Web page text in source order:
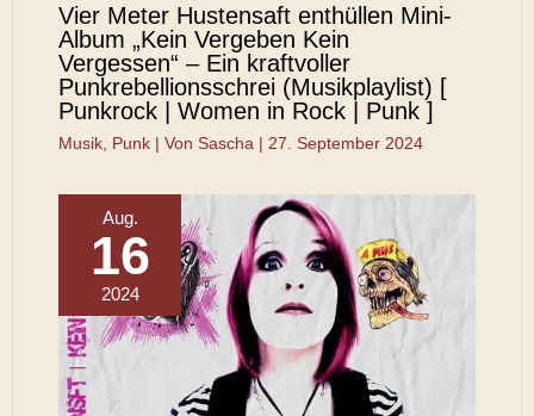
Vier Meter Hustensaft enthüllen Mini-
Album „Kein Vergeben Kein
Vergessen“ – Ein kraftvoller
Punkrebellionsschrei (Musikplaylist) [
Punkrock | Women in Rock | Punk ]
Musik Punk | Von Sascha | 27. September 2024
Aug.
16
2024